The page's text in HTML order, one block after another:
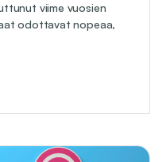
viime vuosien
odottavat nopeaa,